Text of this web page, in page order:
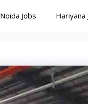
Noida Jobs Hariyana